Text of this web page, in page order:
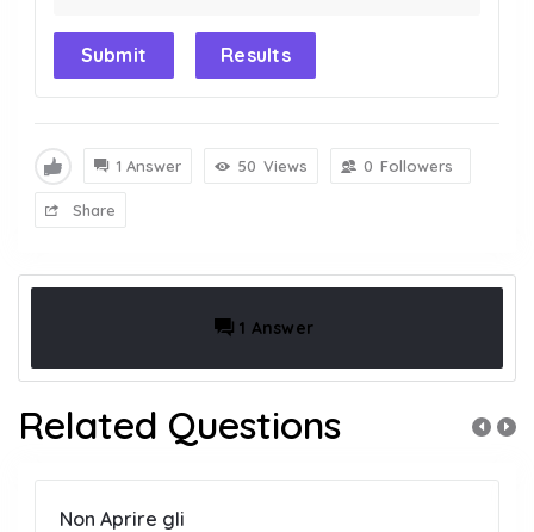
Submit Results
1 Answer 50 Views 0 Followers
Share
1 Answer
Related Questions
Non Aprire gli